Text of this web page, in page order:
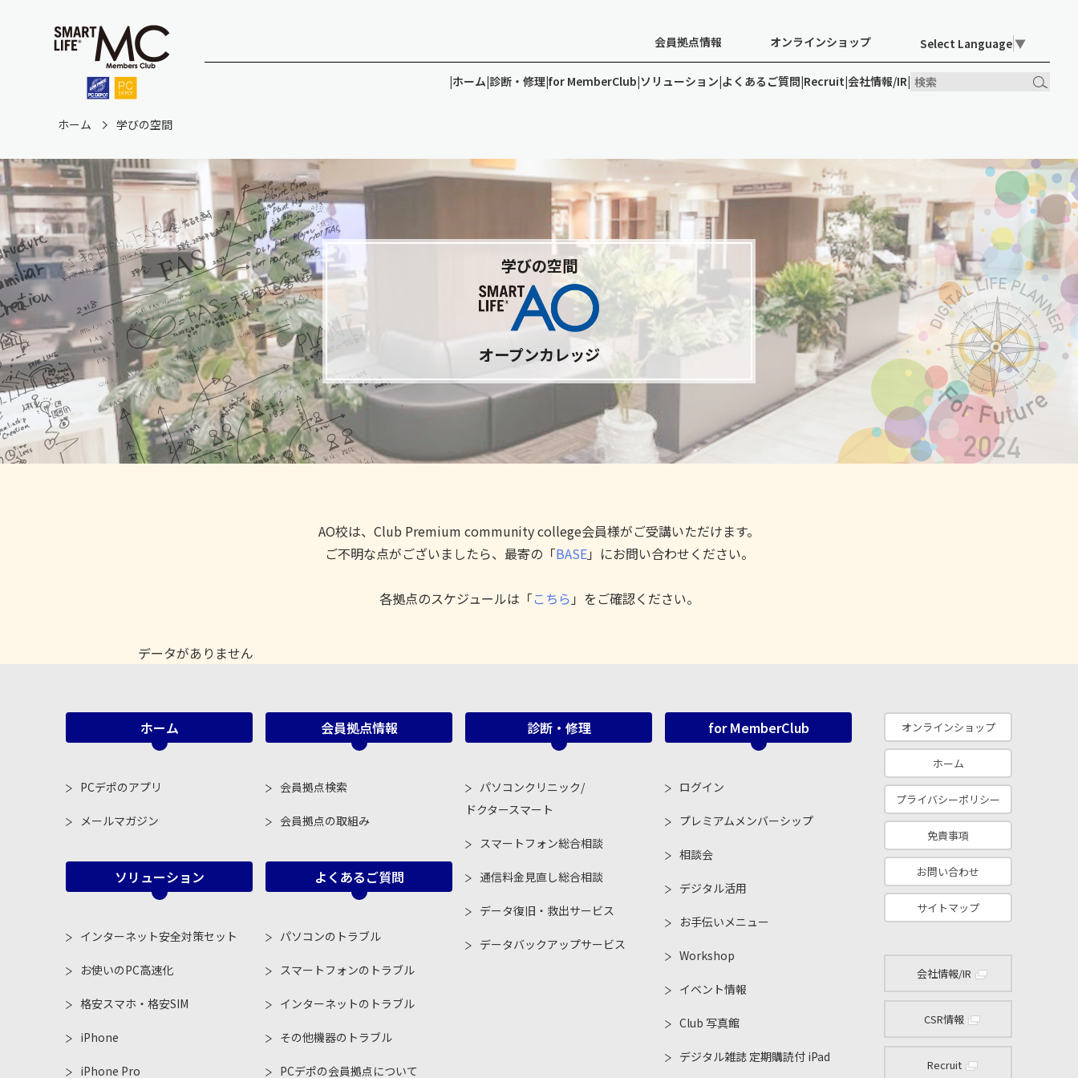
会員拠点情報 オンラインショップ Select Language▼
|ホーム|診断・修理|for MemberClub|ソリューション|よくあるご質問|Recruit|会社情報/IR|
ホーム
ホーム 学びの空間
学びの空間
オープンカレッジ
AO校は、Club Premium community college会員様がご受講いただけます。
ご不明な点がございましたら、最寄の「BASE」にお問い合わせください。
各拠点のスケジュールは「こちら 」をご確認ください。
データがありません
ホーム
PCデポのアプリ
メールマガジン
会員拠点情報
会員拠点検索
会員拠点の取組み
診断・修理
パソコンクリニック/
ドクタースマート
スマートフォン総合相談
通信料金見直し総合相談
データ復旧・救出サービス
データバックアップサービス
for MemberClub
ログイン
プレミアムメンバーシップ
相談会
デジタル活用
お手伝いメニュー
Workshop
イベント情報
Club 写真館
デジタル雑誌 定期購読付 iPad
ソリューション
インターネット安全対策セット
お使いのPC高速化
格安スマホ・格安SIM
iPhone
iPhone Pro
よくあるご質問
パソコンのトラブル
スマートフォンのトラブル
インターネットのトラブル
その他機器のトラブル
PCデポの会員拠点について
オンラインショップ
ホーム
プライバシーポリシー
免責事項
お問い合わせ
サイトマップ
会社情報/IR
CSR情報
Recruit